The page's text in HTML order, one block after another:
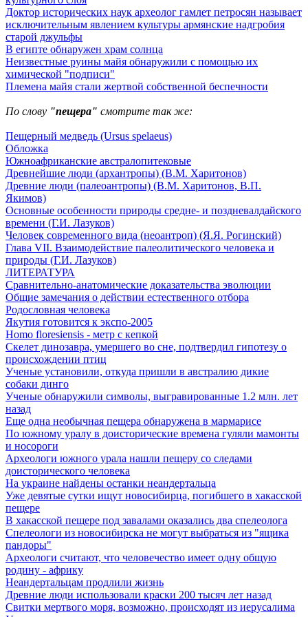
Доктор исторических наук археолог гамлет петросян называет
исключительным явлением культуры армянские надгробия
старой джульфы
В египте обнаружен храм солнца
Неизвестные руины майя обнаружили с помощью их
химической "подписи"
Племена майя стали жертвой собственной беспечности
По слову "пещера" смотрите так же:
Пещерный медведь (Ursus spelaeus)
Обложка
Южноафриканские австралопитековые
Древнейшие люди (архантропы) (В.М. Харитонов)
Древние люди (палеоантропы) (В.М. Харитонов, В.П.
Якимов)
Основные особенности природы средне- и поздневалдайского
времени (Г.И. Лазуков)
Человек современного вида (неоантроп) (Я.Я. Рогинский)
Глава VII. Взаимодействие палеолитического человека и
природы (Г.И. Лазуков)
ЛИТЕРАТУРА
Сравнительно-анатомические доказательства эволюции
Общие замечания о действии естественного отбора
Родословная человека
Якутия готовится к экспо-2005
Homo floresiensis - метр с кепкой
Скелет динозавра, умершего во сне, подтвердил гипотезу о
происхождении птиц
Ученые установили, откуда пришли в австралию дикие
собаки динго
Ученые обнаружили символы, выгравированные 1.2 млн. лет
назад
Еще одна необычная пещера обнаружена в мармарисе
По южному уралу в доисторические времена гуляли мамонты
и носороги
Археологи южного урала нашли пещеру со следами
доисторического человека
На украине найдены останки неандертальца
Уже девятые сутки ищут новосибирца, погибшего в хакасской
пещере
В хакасской пещере под завалами оказались два спелеолога
Спелеологи из новосибирска не могут выбраться из "ящика
пандоры"
Археологи считают, что человечество имеет одну общую
родину - африку
Неандертальцам продлили жизнь
Древние люди использовали краски 200 тысяч лет назад
Свитки мертвого моря, возможно, происходят из иерусалима